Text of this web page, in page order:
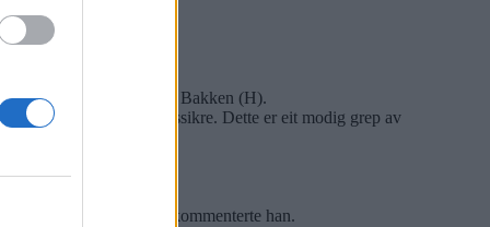
(Ap).
våre, fastslo Arvid Bakken (H).
dette skal me kvalitetssikre. Dette er eit modig grep av
omsyn til alle partar, kommenterte han.